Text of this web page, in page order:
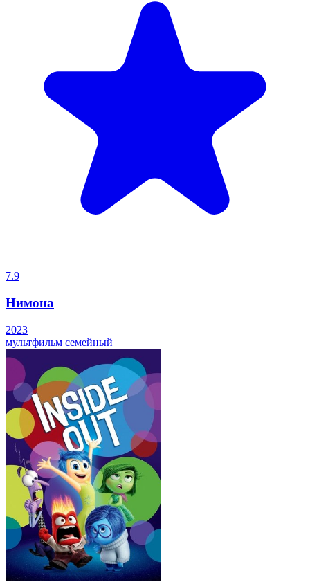
7.9
Нимона
2023
мультфильм семейный